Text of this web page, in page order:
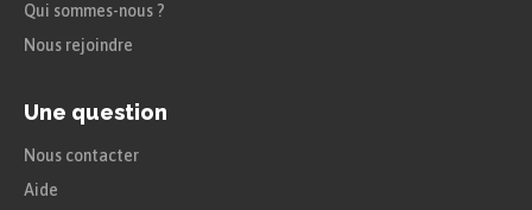
Le poète est celui qui sait voir le
Beau et l’Idéal dans la banalité et la
Qui sommes-nous ?
Nous rejoindre
Une question
Nous contacter
Aide